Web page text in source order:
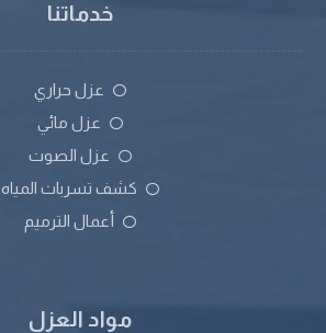
خدماتنا
عزل حراري
عزل مائي
عزل الصوت
كشف تسربات المياه
أعمال الترميم
مواد العزل